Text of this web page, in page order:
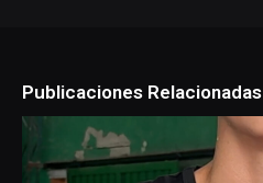
Publicaciones Relacionadas